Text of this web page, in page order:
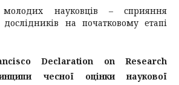
науковців – сприяння
дослідників на початковому етапі
Declaration on Research
чесної оцінки наукової